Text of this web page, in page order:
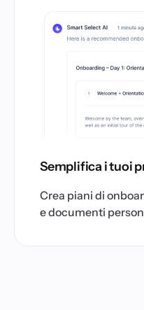
Semplifica i tuoi
Crea piani di
e documenti